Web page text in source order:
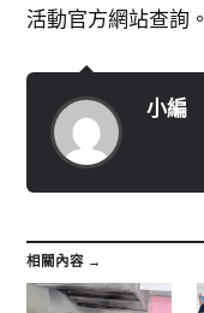
活動官方網站查詢。
小編
相關內容 →